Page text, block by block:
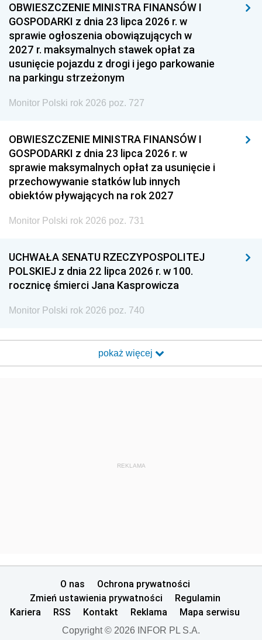
OBWIESZCZENIE MINISTRA FINANSÓW I
GOSPODARKI z dnia 23 lipca 2026 r. w
sprawie ogłoszenia obowiązujących w
2027 r. maksymalnych stawek opłat za
usunięcie pojazdu z drogi i jego parkowanie
na parkingu strzeżonym
Monitor Polski rok 2026 poz. 727
OBWIESZCZENIE MINISTRA FINANSÓW I
GOSPODARKI z dnia 23 lipca 2026 r. w
sprawie maksymalnych opłat za usunięcie i
przechowywanie statków lub innych
obiektów pływających na rok 2027
Monitor Polski rok 2026 poz. 731
UCHWAŁA SENATU RZECZYPOSPOLITEJ
POLSKIEJ z dnia 22 lipca 2026 r. w 100.
rocznicę śmierci Jana Kasprowicza
Monitor Polski rok 2026 poz. 740
pokaż więcej
REKLAMA
O nas
Ochrona prywatności
Zmień ustawienia prywatności
Regulamin
Kariera
RSS Kontakt Reklama Mapa serwisu
Copyright © 2026 INFOR PL S.A.